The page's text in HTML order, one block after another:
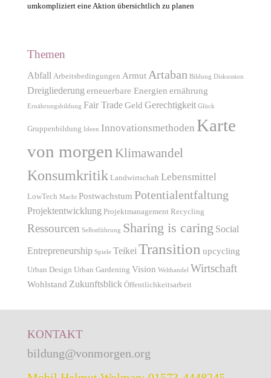
umkompliziert eine Aktion übersichtlich zu planen
Themen
Abfall Arbeitsbedingungen Armut Artaban Bildung Diskussion
Dreigliederung erneuerbare Energien ernährung
Ernährungsbildung Fair TradeGeld Gerechtigkeit Glück
Gruppenbildung Ideen Innovationsmethoden Karte
von morgen Klimawandel
Konsumkritik Landwirtschaft Lebensmittel
LowTech Macht Postwachstum Potentialentfaltung
Projektentwicklung Projektmanagement Recycling
Ressourcen Selbstführung Sharing is caring Social
Entrepreneurship Spiele Teikei Transition upcycling
Urban Design Urban Gardening Vision Welthandel Wirtschaft
Wohlstand Zukunftsblick Öffentlichkeitsarbeit
KONTAKT
bildung@vonmorgen.org